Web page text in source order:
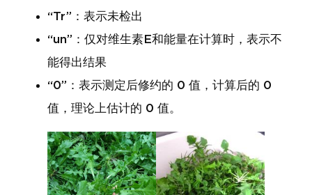
“Tr”：表示未检出
“un”：仅对维生素E和能量在计算时，表示不
能得出结果
“0”：表示测定后修约的 0 值，计算后的 0
值，理论上估计的 0 值。